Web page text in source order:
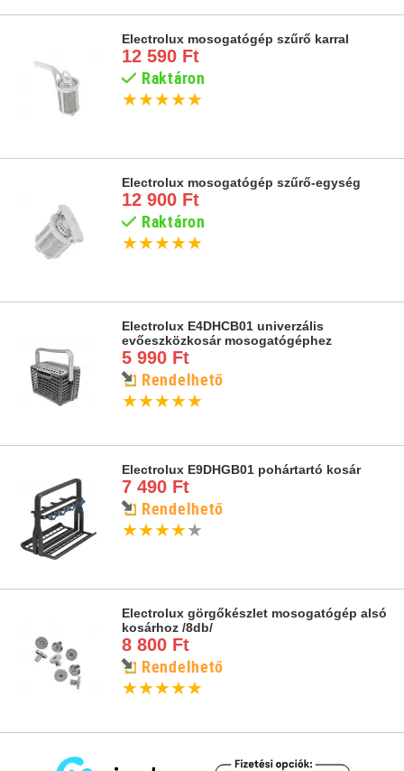
Electrolux mosogatógép szűrő karral
12 590 Ft
Raktáron
★★★★★
Electrolux mosogatógép szűrő-egység
12 900 Ft
Raktáron
★★★★★
Electrolux E4DHCB01 univerzális
evőeszközkosár mosogatógéphez
5 990 Ft
Rendelhető
★★★★★
Electrolux E9DHGB01 pohártartó kosár
7 490 Ft
Rendelhető
★★★★★
Electrolux görgőkészlet mosogatógép alsó
kosárhoz /8db/
8 800 Ft
Rendelhető
★★★★★